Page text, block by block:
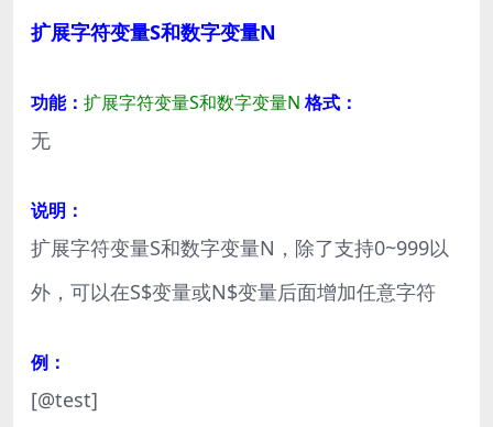
扩展字符变量S和数字变量N
功能： 扩展字符变量S和数字变量N 格式：
无
说明：
扩展字符变量S和数字变量N，除了支持0~999以
外，可以在S$变量或N$变量后面增加任意字符
例：
[@test]